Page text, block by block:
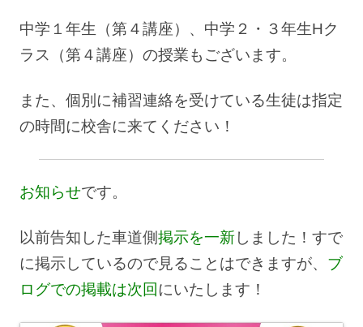
中学１年生（第４講座）、中学２・３年生Hク
ラス（第４講座）の授業もございます。
また、個別に補習連絡を受けている生徒は指定
の時間に校舎に来てください！
お知らせです。
以前告知した車道側掲示を一新しました！すで
に掲示しているので見ることはできますが、 ブ
ログでの掲載は次回にいたします！